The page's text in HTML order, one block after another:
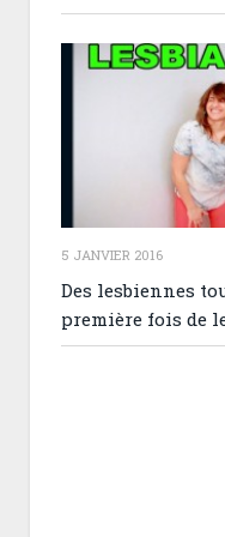
5 JANVIER 2016
Des lesbiennes
première fois de